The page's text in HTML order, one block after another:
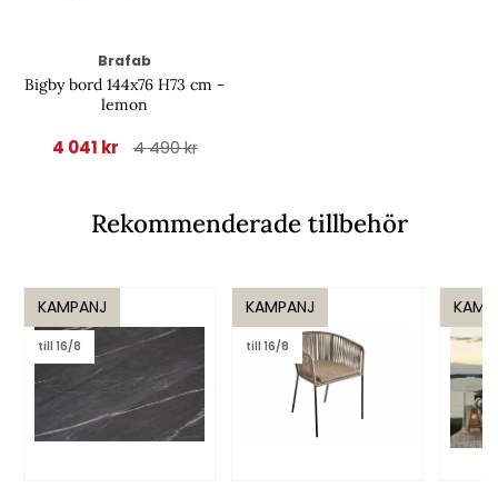
Brafab
Bigby bord 144x76 H73 cm -
lemon
4 041 kr 4 490 kr
Rekommenderade tillbehör
KAMPANJ
till 16/8
KAMPANJ
till 16/8